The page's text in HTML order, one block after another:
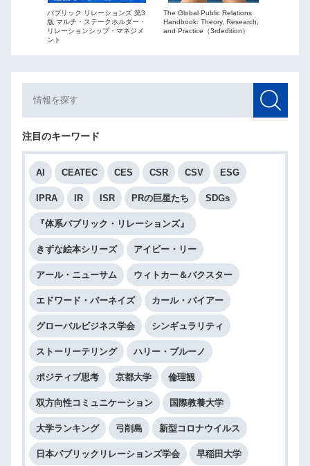
パブリック リレーションズ 第3
版 マルチ・ステークホルダー・
リレーションシップ・マネジメ
ント
The Global Public Relations
Handbook: Theory, Research,
and Practice（3rdedition）
注目のキーワード
AI CEATEC CES CSR CSV ESG
IPRA IR ISR PRの巨星たち SDGs
『体系パブリック・リレーションズ』
きずな絵本シリーズ アイビー・リー
アール・ニューサム ウィトカー＆バクスター
エドワード・バーネイズ カール・バイアー
グローバルビジネス学会 シンギュラリティ
ストーリーテリング ハリー・ブルーノ
ポジティブ思考 京都大学 倫理観
双方向性コミュニケーション 国際教養大学
大学ランキング 弓削島 新型コロナウイルス
日本パブリックリレーションズ学会 早稲田大学